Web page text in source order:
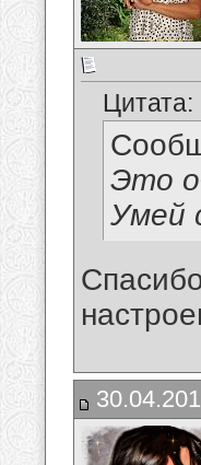
Цитата:
Это
Умей